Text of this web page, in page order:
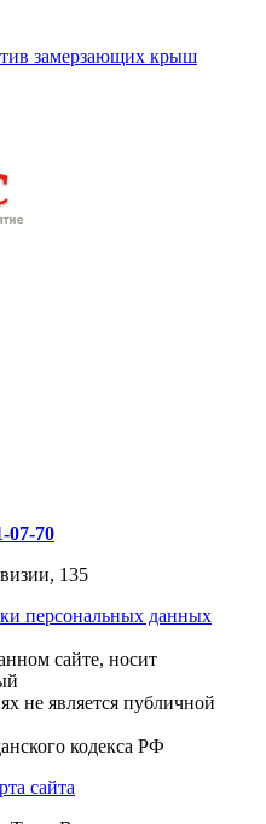
замерзающих крыш
07-70
135
персональных данных
сайте, носит
не является публичной
кодекса РФ
сайта